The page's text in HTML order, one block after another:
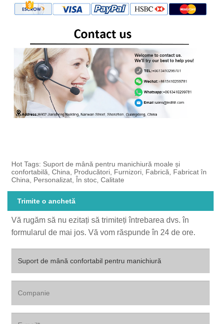
Hot Tags: Suport de mână pentru manichiură moale și
confortabilă, China, Producători, Furnizori, Fabrică, Fabricat în
China, Personalizat, În stoc, Calitate
Trimite o anchetă
Vă rugăm să nu ezitați să trimiteți întrebarea dvs. în
formularul de mai jos. Vă vom răspunde în 24 de ore.